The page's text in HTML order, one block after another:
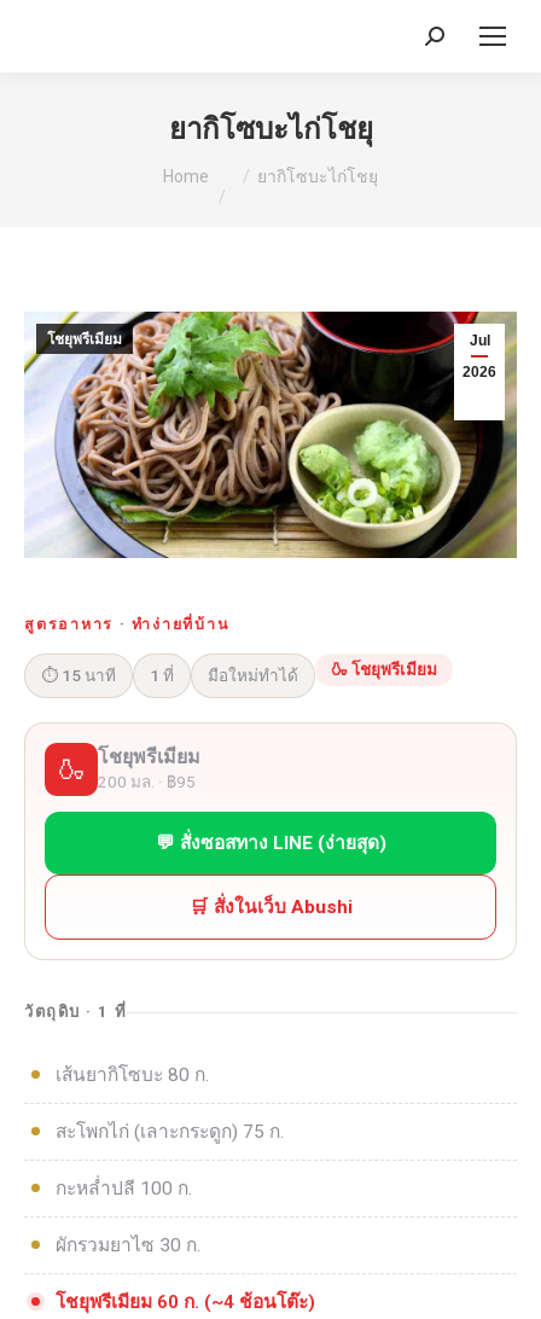
Search:
ยากิโซบะไก่โชยุ
You are here:
Home ยากิโซบะไก่โชยุ
Jul
2026
โชยุพรีเมียม
สูตรอาหาร · ทำง่ายที่บ้าน
⏱ 15 นาที 1 ที่ มือใหม่ทำได้ 🍶 โชยุพรีเมียม
🍶 โชยุพรีเมียม
200 มล. · ฿95
💬 สั่งซอสทาง LINE (ง่ายสุด)
🛒 สั่งในเว็บ Abushi
วัตถุดิบ · 1 ที่
เส้นยากิโซบะ 80 ก.
สะโพกไก่ (เลาะกระดูก) 75 ก.
กะหล่ำปลี 100 ก.
ผักรวมยาไซ 30 ก.
โชยุพรีเมียม 60 ก. (~4 ช้อนโต๊ะ)